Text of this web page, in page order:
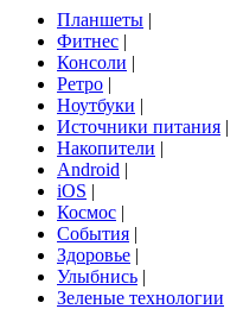
Планшеты |
Фитнес |
Консоли |
Ретро |
Ноутбуки |
Источники питания |
Накопители |
Android |
iOS |
Космос |
События |
Здоровье |
Улыбнись |
Зеленые технологии